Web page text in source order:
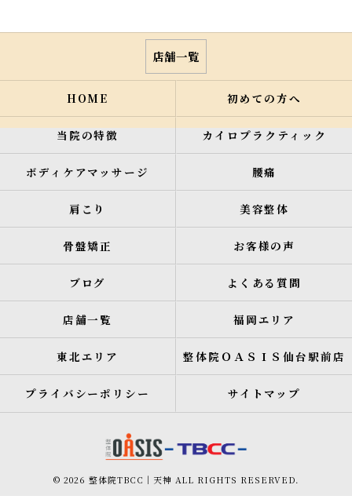
店舗一覧
HOME 初めての方へ
当院の特徴 カイロプラクティック
ボディケアマッサージ 腰痛
肩こり 美容整体
骨盤矯正 お客様の声
ブログ よくある質問
店舗一覧 福岡エリア
東北エリア 整体院ＯＡＳＩＳ仙台駅前店
プライバシーポリシー サイトマップ
© 2026 整体院TBCC｜天神 ALL RIGHTS RESERVED.